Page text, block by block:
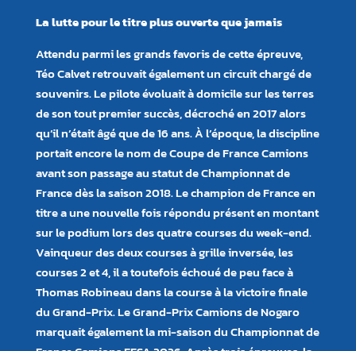
La lutte pour le titre plus ouverte que jamais
Attendu parmi les grands favoris de cette épreuve,
Téo Calvet retrouvait également un circuit chargé de
souvenirs. Le pilote évoluait à domicile sur les terres
de son tout premier succès, décroché en 2017 alors
qu’il n’était âgé que de 16 ans. À l’époque, la discipline
portait encore le nom de Coupe de France Camions
avant son passage au statut de Championnat de
France dès la saison 2018. Le champion de France en
titre a une nouvelle fois répondu présent en montant
sur le podium lors des quatre courses du week-end.
Vainqueur des deux courses à grille inversée, les
courses 2 et 4, il a toutefois échoué de peu face à
Thomas Robineau dans la course à la victoire finale
du Grand-Prix. Le Grand-Prix Camions de Nogaro
marquait également la mi-saison du Championnat de